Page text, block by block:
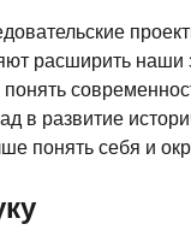
расширить наши
в развитие
понять себя и